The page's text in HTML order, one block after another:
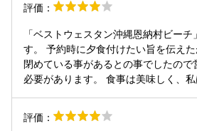
評価：
「ベストウェスタン沖縄恩納村ビー
す。 予約時に夕食付けたい旨を伝えたが、利用者が少ないと
閉めている事があるとの事でしたので
必要があります。 食事は美味しく、私は朝食のみ2日間連続
高いです。特にフレンチトーストが特
ートのアイスも嬉しい沖縄らしいフレ
評価：